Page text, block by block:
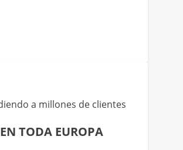
a millones de clientes
EN TODA EUROPA